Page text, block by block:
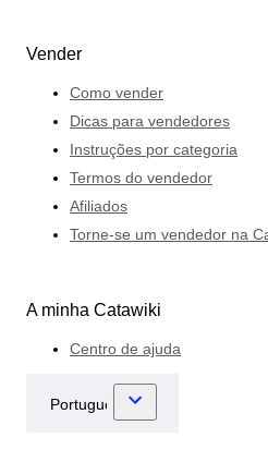
Vender
Como vender
Dicas para vendedores
Instruções por categoria
Termos do vendedor
Afiliados
Torne-se um vendedor na
A minha Catawiki
Centro de ajuda